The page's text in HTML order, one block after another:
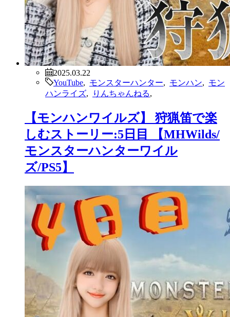
2025.03.22
YouTube
モンスターハンター モンハン
モン
ハンライズ
りんちゃんねる
【モンハンワイルズ】 狩猟笛で楽
しむストーリー:5日目 【MHWilds/
モンスターハンターワイル
ズ/PS5】